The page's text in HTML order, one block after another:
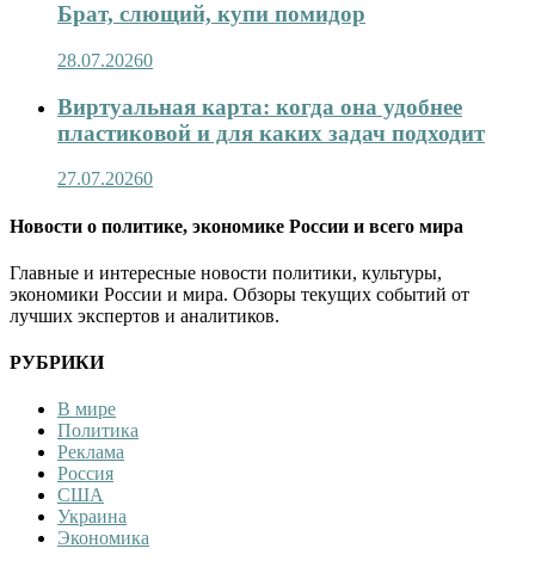
Брат, слющий, купи помидор
28.07.20260
Виртуальная карта: когда она удобнее
пластиковой и для каких задач подходит
27.07.20260
Новости о политике, экономике России и всего мира
Главные и интересные новости политики, культуры,
экономики России и мира. Обзоры текущих событий от
лучших экспертов и аналитиков.
РУБРИКИ
В мире
Политика
Реклама
Россия
США
Украина
Экономика